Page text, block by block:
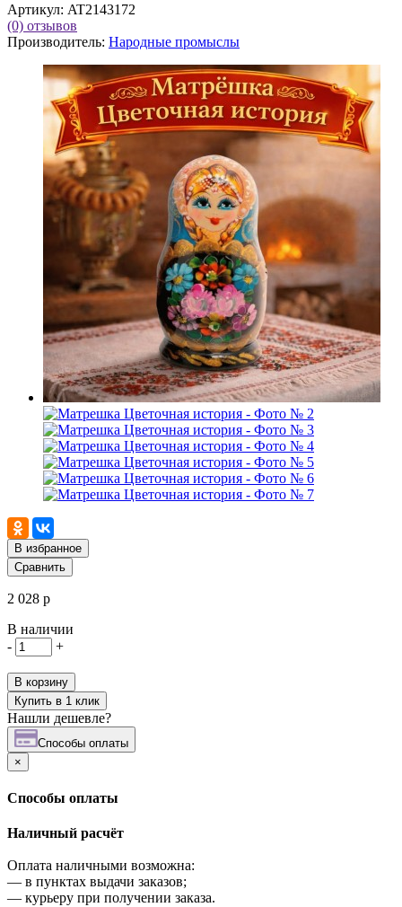
Артикул: AT2143172
(0) отзывов
Производитель: Народные промыслы
В избранное
Сравнить
2 028 р
В наличии
-
+
В корзину
Купить в 1 клик
Нашли дешевле?
Cпособы оплаты
×
Cпособы оплаты
Наличный расчёт
Оплата наличными возможна:
— в пунктах выдачи заказов;
— курьеру при получении заказа.